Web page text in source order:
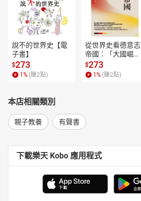
說不的世界史【電
子書】
$273
1 % (賺2點)
從世界史看德意志
帝國：「大國崛
起」的迷思與真實
【電子書】
$273
1 % (賺2點)
本店相關類別
親子教養 有聲書
下載樂天 Kobo 應用程式